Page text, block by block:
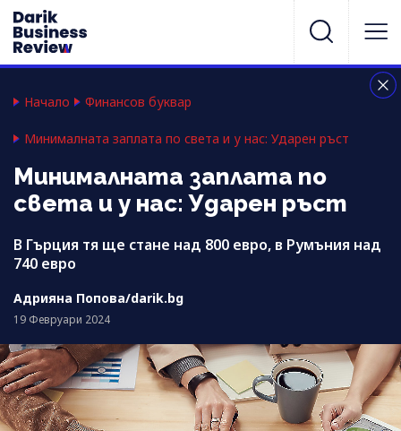
Начало Финансов буквар
Минималната заплата по света и у нас: Ударен ръст
Минималната заплата по
света и у нас: Ударен ръст
В Гърция тя ще стане над 800 евро, в Румъния над
740 евро
Адрияна Попова/darik.bg
19 Февруари 2024